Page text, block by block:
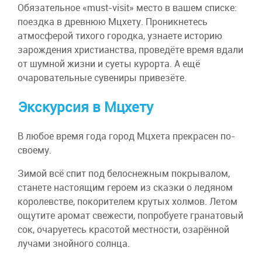
Обязательное «must-visit» место в вашем списке:
поездка в древнюю Мцхету. Проникнетесь
атмосферой тихого городка, узнаете историю
зарождения христианства, проведёте время вдали
от шумной жизни и суеты курорта. А ещё
очаровательные сувениры привезёте.
Экскурсия в Мцхету
В любое время года город Мцхета прекрасен по-
своему.
Зимой всё спит под белоснежным покрывалом,
станете настоящим героем из сказки о ледяном
королевстве, покорителем крутых холмов. Летом
ощутите аромат свежести, попробуете гранатовый
сок, очаруетесь красотой местности, озарённой
лучами знойного солнца.